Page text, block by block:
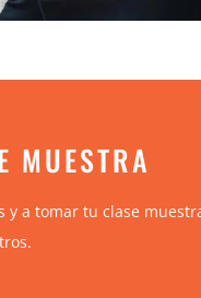
MUESTRA
y a tomar tu clase